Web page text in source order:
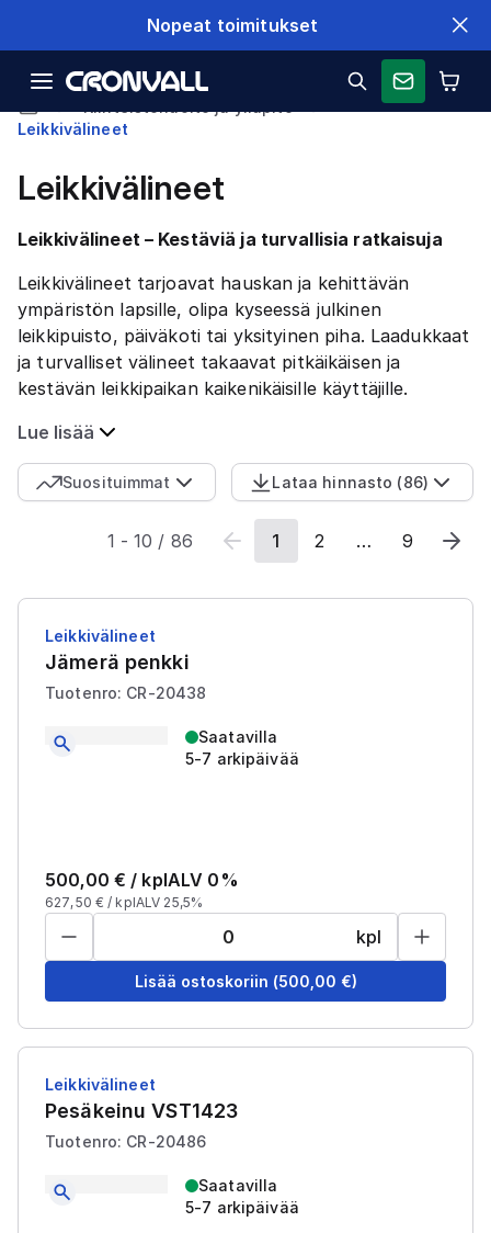
Nopeat toimitukset
Leikkivälineet
Leikkivälineet
Leikkivälineet – Kestäviä ja turvallisia ratkaisuja
Leikkivälineet tarjoavat hauskan ja kehittävän
ympäristön lapsille, olipa kyseessä julkinen
leikkipuisto, päiväkoti tai yksityinen piha. Laadukkaat
ja turvalliset välineet takaavat pitkäikäisen ja
kestävän leikkipaikan kaikenikäisille käyttäjille.
Lue lisää
Suosituimmat Lataa hinnasto (86)
1 -10 / 86 1 2 … 9
Leikkivälineet
Jämerä penkki
Tuotenro: CR-20438
Saatavilla
5-7 arkipäivää
500,00 € / kplALV 0%
627,50 € / kplALV 25,5%
kpl
Lisää ostoskoriin (500,00 €)
Leikkivälineet
Pesäkeinu VST1423
Tuotenro: CR-20486
Saatavilla
5-7 arkipäivää